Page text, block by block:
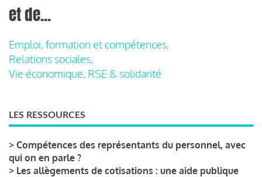
et de...
Emploi, formation et compétences,
Relations sociales,
Vie économique, RSE & solidarité
LES RESSOURCES
> Compétences des représentants du personnel, avec
qui on en parle ?
> Les allègements de cotisations : une aide publique